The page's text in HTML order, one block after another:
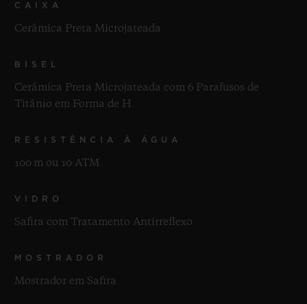
CAIXA
Cerâmica Preta Microjateada
BISEL
Cerâmica Preta Microjateada com 6 Parafusos de
Titânio em Forma de H
RESISTÊNCIA À ÁGUA
100 m ou 10 ATM
VIDRO
Safira com Tratamento Antirreflexo
MOSTRADOR
Mostrador em Safira